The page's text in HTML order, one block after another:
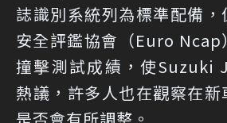
誌識別系統列為標準配備
安全評鑑協會（Euro Ncap
撞擊測試成績，使Suzuki
熱議，許多人也在觀察在